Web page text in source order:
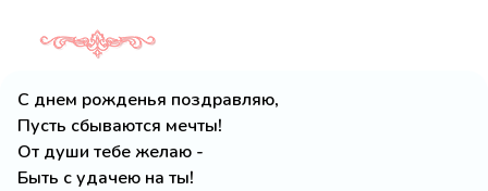
С днем рожденья поздравляю,
Пусть сбываются мечты!
От души тебе желаю -
Быть с удачею на ты!